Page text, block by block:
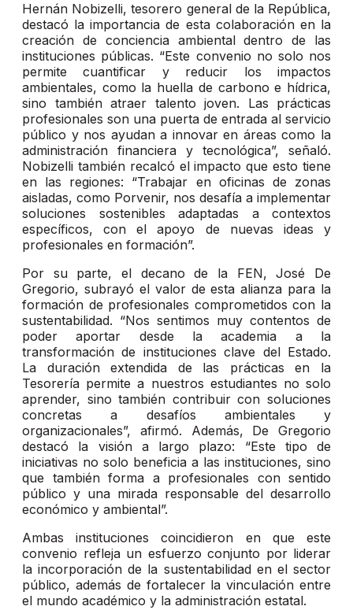
Hernán Nobizelli, tesorero general de la República,
destacó la importancia de esta colaboración en la
creación de conciencia ambiental dentro de las
instituciones públicas. “Este convenio no solo nos
permite cuantificar y reducir los impactos
ambientales, como la huella de carbono e hídrica,
sino también atraer talento joven. Las prácticas
profesionales son una puerta de entrada al servicio
público y nos ayudan a innovar en áreas como la
administración financiera y tecnológica”, señaló.
Nobizelli también recalcó el impacto que esto tiene
en las regiones: “Trabajar en oficinas de zonas
aisladas, como Porvenir, nos desafía a implementar
soluciones sostenibles adaptadas a contextos
específicos, con el apoyo de nuevas ideas y
profesionales en formación”.
Por su parte, el decano de la FEN, José De
Gregorio, subrayó el valor de esta alianza para la
formación de profesionales comprometidos con la
sustentabilidad. “Nos sentimos muy contentos de
poder aportar desde la academia a la
transformación de instituciones clave del Estado.
La duración extendida de las prácticas en la
Tesorería permite a nuestros estudiantes no solo
aprender, sino también contribuir con soluciones
concretas a desafíos ambientales y
organizacionales”, afirmó. Además, De Gregorio
destacó la visión a largo plazo: “Este tipo de
iniciativas no solo beneficia a las instituciones, sino
que también forma a profesionales con sentido
público y una mirada responsable del desarrollo
económico y ambiental”.
Ambas instituciones coincidieron en que este
convenio refleja un esfuerzo conjunto por liderar
la incorporación de la sustentabilidad en el sector
público, además de fortalecer la vinculación entre
el mundo académico y la administración estatal.